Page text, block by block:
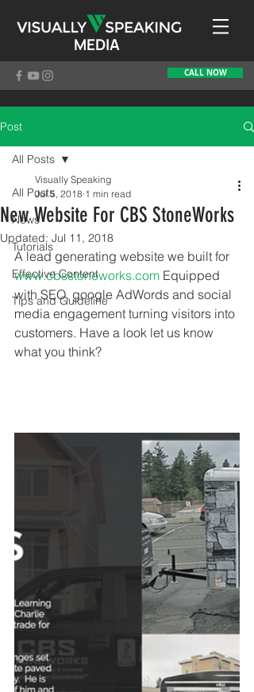
MEDIA
CALL NOW
Post
All Posts
News
Tutorials
Effective Content
Tips and Guideline
All Posts
New Website For CBS StoneWorks
Visually Speaking
Jul 5, 2018 1 min read
Updated: Jul 11, 2018
A lead generating website we built for
www.cbsstoneworks.com Equipped
with SEO, google AdWords and social
media engagement turning visitors into
customers. Have a look let us know
what you think?